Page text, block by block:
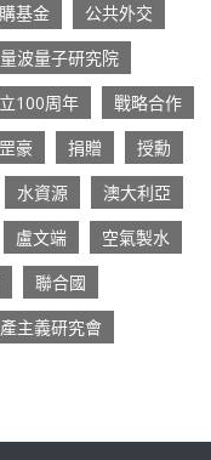
基金
公共外交
波量子研究院
100周年
戰略合作
豪 捐贈
授勳
水資源
澳大利亞
盧文端
空氣製水
聯合國
主義研究會